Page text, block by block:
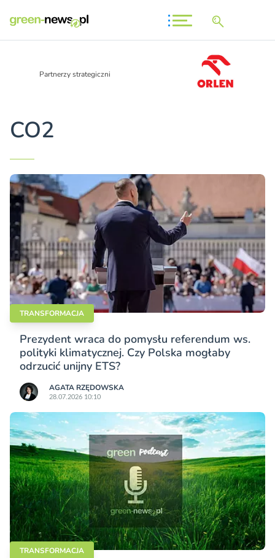
Partnerzy strategiczni
CO2
TRANSFORMACJA
Prezydent wraca do pomysłu referendum ws.
polityki klimatycznej. Czy Polska mogłaby
odrzucić unijny ETS?
AGATA RZĘDOWSKA
28.07.2026 10:10
TRANSFORMACJA